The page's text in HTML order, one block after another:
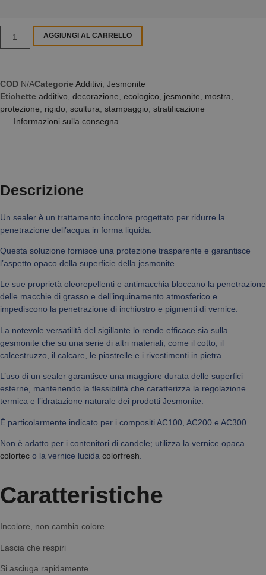
AGGIUNGI AL CARRELLO
COD N/ACategorie Additivi Jesmonite
Etichette additivo decorazione ecologico jesmonite mostra
protezione
rigido scultura stampaggio stratificazione
Informazioni sulla consegna
Descrizione
Un sealer è un trattamento incolore progettato per ridurre la
penetrazione dell’acqua in forma liquida.
Questa soluzione fornisce una protezione trasparente e garantisce
l’aspetto opaco della superficie della jesmonite.
Le sue proprietà oleorepellenti e antimacchia bloccano la penetrazione
delle macchie di grasso e dell’inquinamento atmosferico e
impediscono la penetrazione di inchiostro e pigmenti di vernice.
La notevole versatilità del sigillante lo rende efficace sia sulla
gesmonite che su una serie di altri materiali, come il cotto, il
calcestruzzo, il calcare, le piastrelle e i rivestimenti in pietra.
L’uso di un sealer garantisce una maggiore durata delle superfici
esterne, mantenendo la flessibilità che caratterizza la regolazione
termica e l’idratazione naturale dei prodotti Jesmonite.
È particolarmente indicato per i compositi AC100, AC200 e AC300.
Non è adatto per i contenitori di candele; utilizza la vernice opaca
colortec o la vernice lucida colorfresh
Caratteristiche
Incolore, non cambia colore
Lascia che respiri
Si asciuga rapidamente